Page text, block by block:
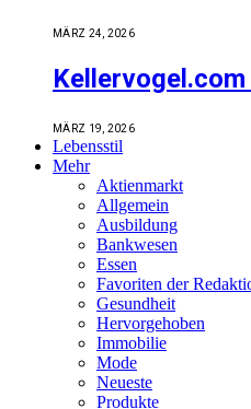
MÄRZ 24, 2026
MÄRZ 19, 2026
Lebensstil
Mehr
Aktienmarkt
Allgemein
Ausbildung
Bankwesen
Essen
Favoriten der
Gesundheit
Hervorgehoben
Immobilie
Mode
Neueste
Produkte